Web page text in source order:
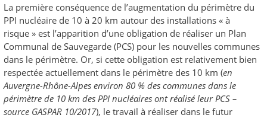
La première conséquence de l’augmentation du périmètre du
PPI nucléaire de 10 à 20 km autour des installations « à
risque » est l’apparition d’une obligation de réaliser un Plan
Communal de Sauvegarde (PCS) pour les nouvelles communes
dans le périmètre. Or, si cette obligation est relativement bien
respectée actuellement dans le périmètre des 10 km (en
Auvergne-Rhône-Alpes environ 80 % des communes dans le
périmètre de 10 km des PPI nucléaires ont réalisé leur PCS –
source GASPAR 10/2017), le travail à réaliser dans le futur